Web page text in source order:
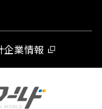
企業情報